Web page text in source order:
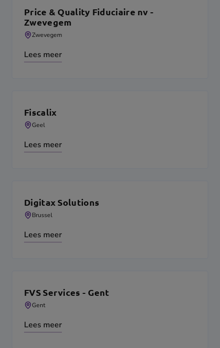
Price & Quality Fiduciaire nv -
Zwevegem
Zwevegem
Lees meer
Fiscalix
Geel
Lees meer
Digitax Solutions
Brussel
Lees meer
FVS Services - Gent
Gent
Lees meer